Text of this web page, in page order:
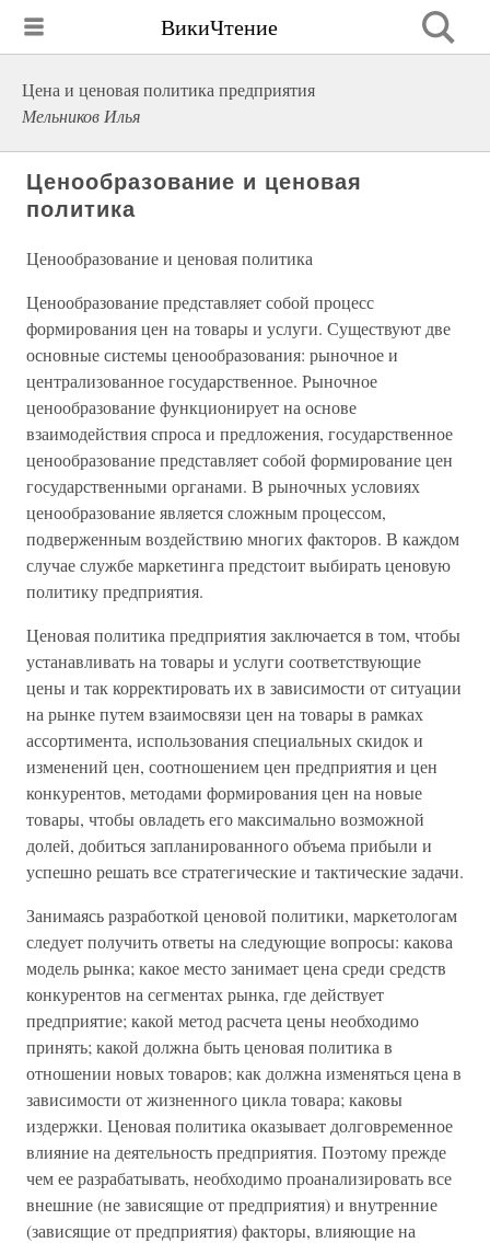
ВикиЧтение
Цена и ценовая политика предприятия
Мельников Илья
Ценообразование и ценовая
политика
Ценообразование и ценовая политика
Ценообразование представляет собой процесс
формирования цен на товары и услуги. Существуют две
основные системы ценообразования: рыночное и
централизованное государственное. Рыночное
ценообразование функционирует на основе
взаимодействия спроса и предложения, государственное
ценообразование представляет собой формирование цен
государственными органами. В рыночных условиях
ценообразование является сложным процессом,
подверженным воздействию многих факторов. В каждом
случае службе маркетинга предстоит выбирать ценовую
политику предприятия.
Ценовая политика предприятия заключается в том, чтобы
устанавливать на товары и услуги соответствующие
цены и так корректировать их в зависимости от ситуации
на рынке путем взаимосвязи цен на товары в рамках
ассортимента, использования специальных скидок и
изменений цен, соотношением цен предприятия и цен
конкурентов, методами формирования цен на новые
товары, чтобы овладеть его максимально возможной
долей, добиться запланированного объема прибыли и
успешно решать все стратегические и тактические задачи.
Занимаясь разработкой ценовой политики, маркетологам
следует получить ответы на следующие вопросы: какова
модель рынка; какое место занимает цена среди средств
конкурентов на сегментах рынка, где действует
предприятие; какой метод расчета цены необходимо
принять; какой должна быть ценовая политика в
отношении новых товаров; как должна изменяться цена в
зависимости от жизненного цикла товара; каковы
издержки. Ценовая политика оказывает долговременное
влияние на деятельность предприятия. Поэтому прежде
чем ее разрабатывать, необходимо проанализировать все
внешние (не зависящие от предприятия) и внутренние
(зависящие от предприятия) факторы, влияющие на